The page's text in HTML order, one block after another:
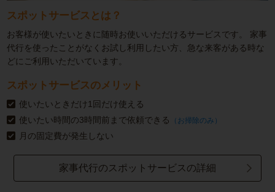
スポットサービスとは？
お客様が使いたいときに随時お使いいただけるサービスです。
家事
代行を使ったことがなくお試し利用したい方、急な来客がある時な
どにご利用いただいています。
スポットサービスのメリット
使いたいときだけ1回だけ使える
使いたい時間の3時間前まで依頼できる
（お掃除のみ）
月の固定費が発生しない
家事代行のスポットサービスの詳細